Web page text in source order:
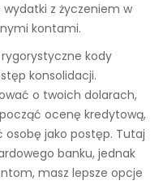
z życzeniem w
kontami.
rygorystyczne kody
konsolidacji.
o twoich dolarach,
ocenę kredytową,
osobę jako postęp. Tutaj
banku, jednak
masz lepsze opcje